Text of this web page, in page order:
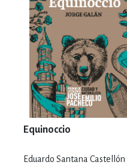
Equinoccio
Eduardo Santana Castellón